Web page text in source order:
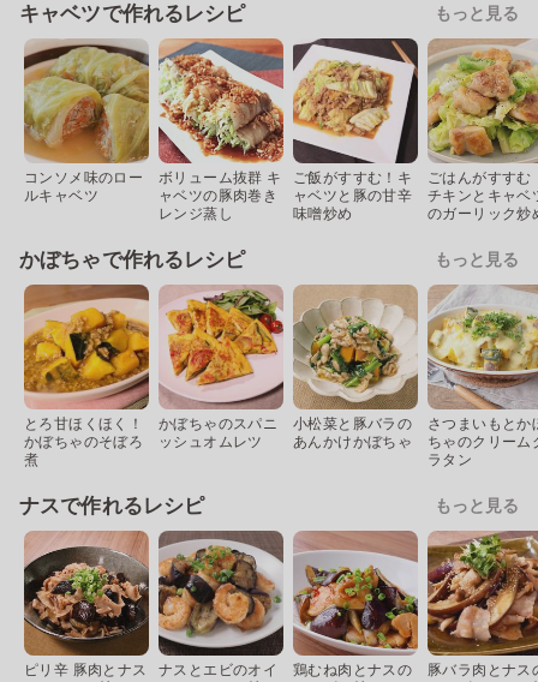
キャベツで作れるレシピ もっと見る
コンソメ味のロー
ルキャベツ
ボリューム抜群 キ
ャベツの豚肉巻き
レンジ蒸し
ご飯がすすむ！キ
ャベツと豚の甘辛
味噌炒め
ごはんがすすむ
チキンとキャベ
のガーリック炒
かぼちゃで作れるレシピ もっと見る
とろ甘ほくほく！
かぼちゃのそぼろ
煮
かぼちゃのスパニ
ッシュオムレツ
小松菜と豚バラの
あんかけかぼちゃ
さつまいもとか
ちゃのクリーム
ラタン
ナスで作れるレシピ もっと見る
ピリ辛 豚肉とナス
ナスとエビのオイ
鶏むね肉とナスの
豚バラ肉とナス